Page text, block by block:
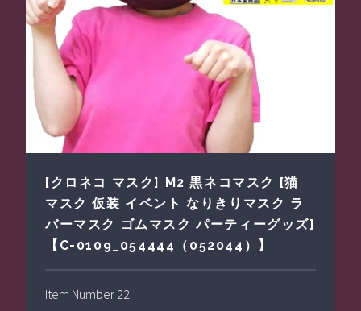
[クロネコ マスク] M2 黒ネコマスク [猫
マスク 仮装 イベント なりきりマスク ラ
バーマスク ゴムマスク パーティーグッズ]
【C-0109_054444（052044）】
Item Number 22